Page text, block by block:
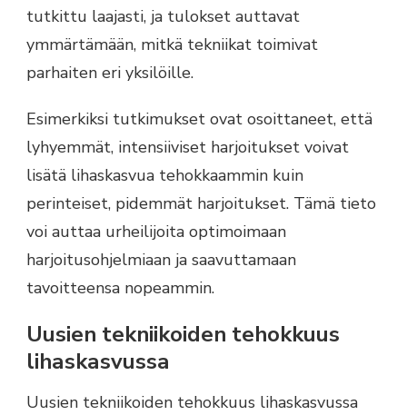
tutkittu laajasti, ja tulokset auttavat
ymmärtämään, mitkä tekniikat toimivat
parhaiten eri yksilöille.
Esimerkiksi tutkimukset ovat osoittaneet, että
lyhyemmät, intensiiviset harjoitukset voivat
lisätä lihaskasvua tehokkaammin kuin
perinteiset, pidemmät harjoitukset. Tämä tieto
voi auttaa urheilijoita optimoimaan
harjoitusohjelmiaan ja saavuttamaan
tavoitteensa nopeammin.
Uusien tekniikoiden tehokkuus
lihaskasvussa
Uusien tekniikoiden tehokkuus lihaskasvussa